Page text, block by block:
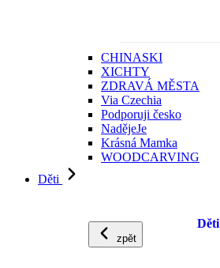
CHINASKI
XICHTY
ZDRAVÁ MĚSTA
Via Czechia
Podporuji česko
NadějeJe
Krásná Mamka
WOODCARVING
Děti
zpět
Děti